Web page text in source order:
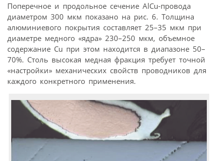
Поперечное и продольное сечение AlCu-провода
диаметром 300 мкм показано на рис. 6. Толщина
алюминиевого покрытия составляет 25–35 мкм при
диаметре медного «ядра» 230–250 мкм, объемное
содержание Cu при этом находится в диапазоне 50–
70%. Столь высокая медная фракция требует точной
«настройки» механических свойств проводников для
каждого конкретного применения.